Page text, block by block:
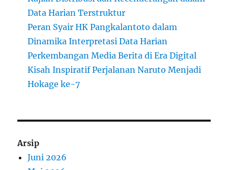
Data Harian Terstruktur
Peran Syair HK Pangkalantoto dalam
Dinamika Interpretasi Data Harian
Perkembangan Media Berita di Era Digital
Kisah Inspiratif Perjalanan Naruto Menjadi
Hokage ke-7
Arsip
Juni 2026